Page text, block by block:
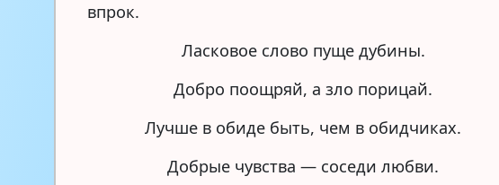
впрок.
Ласковое слово пуще дубины.
Добро поощряй, а зло порицай.
Лучше в обиде быть, чем в обидчиках.
Добрые чувства — соседи любви.